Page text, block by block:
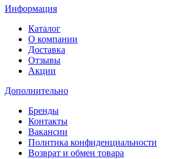
Информация
Каталог
О компании
Доставка
Отзывы
Акции
Дополнительно
Бренды
Контакты
Вакансии
Политика конфиденциальности
Возврат и обмен товара